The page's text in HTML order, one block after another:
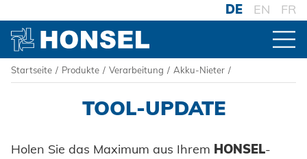
DE EN FR
PRODUKTE
Startseite / Produkte / Verarbeitung / Akku-Nieter /
TOOL-UPDATE
Holen Sie das Maximum aus Ihrem HONSEL-